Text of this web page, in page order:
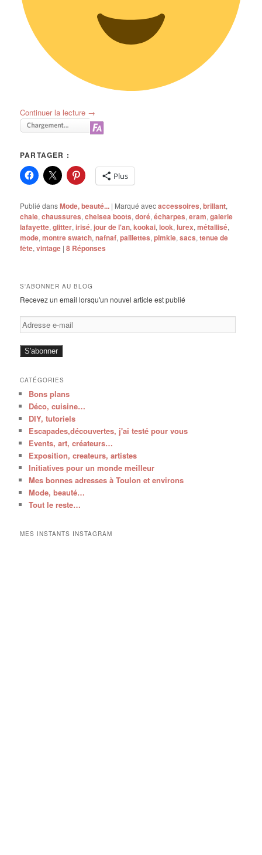
Continuer la lecture →
PARTAGER :
Plus
Publié dansMode, beauté... | Marqué avecaccessoires,brillant,
chale,chaussures,chelsea boots,doré,écharpes,eram,galerie
lafayette,glitter,irisé,jour de l'an,kookai,look,lurex,métallisé,
mode,montre swatch,nafnaf,paillettes,pimkie,sacs,tenue de
fête,vintage |8 Réponses
S'ABONNER AU BLOG
Recevez un email lorsqu'un nouvel article est publié
Adresse
e-
mail
S'abonner
CATÉGORIES
Bons plans
Déco, cuisine…
DIY, tutoriels
Escapades,découvertes, j'ai testé pour vous
Events, art, créateurs…
Exposition, createurs, artistes
Initiatives pour un monde meilleur
Mes bonnes adresses à Toulon et environs
Mode, beauté…
Tout le reste…
MES INSTANTS INSTAGRAM